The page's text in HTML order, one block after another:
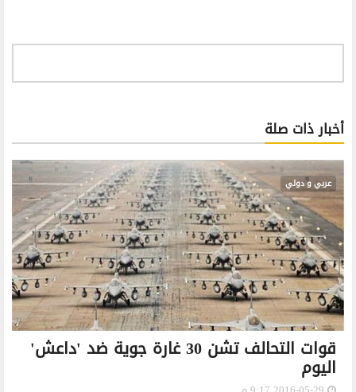
أخبار ذات صلة
عربي و دولي
قوات التحالف تشن 30 غارة جوية ضد 'داعش'
اليوم